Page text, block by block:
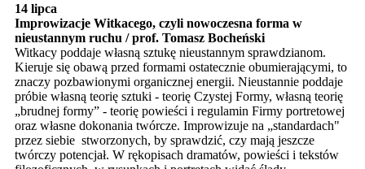
14 lipca
Improwizacje Witkacego, czyli nowoczesna forma w
nieustannym ruchu / prof. Tomasz Bocheński
Witkacy poddaje własną sztukę nieustannym sprawdzianom.
Kieruje się obawą przed formami ostatecznie obumierającymi, to
znaczy pozbawionymi organicznej energii. Nieustannie poddaje
próbie własną teorię sztuki - teorię Czystej Formy, własną teorię
„brudnej formy” - teorię powieści i regulamin Firmy portretowej
oraz własne dokonania twórcze. Improwizuje na „standardach"
przez siebie stworzonych, by sprawdzić, czy mają jeszcze
twórczy potencjał. W rękopisach dramatów, powieści i tekstów